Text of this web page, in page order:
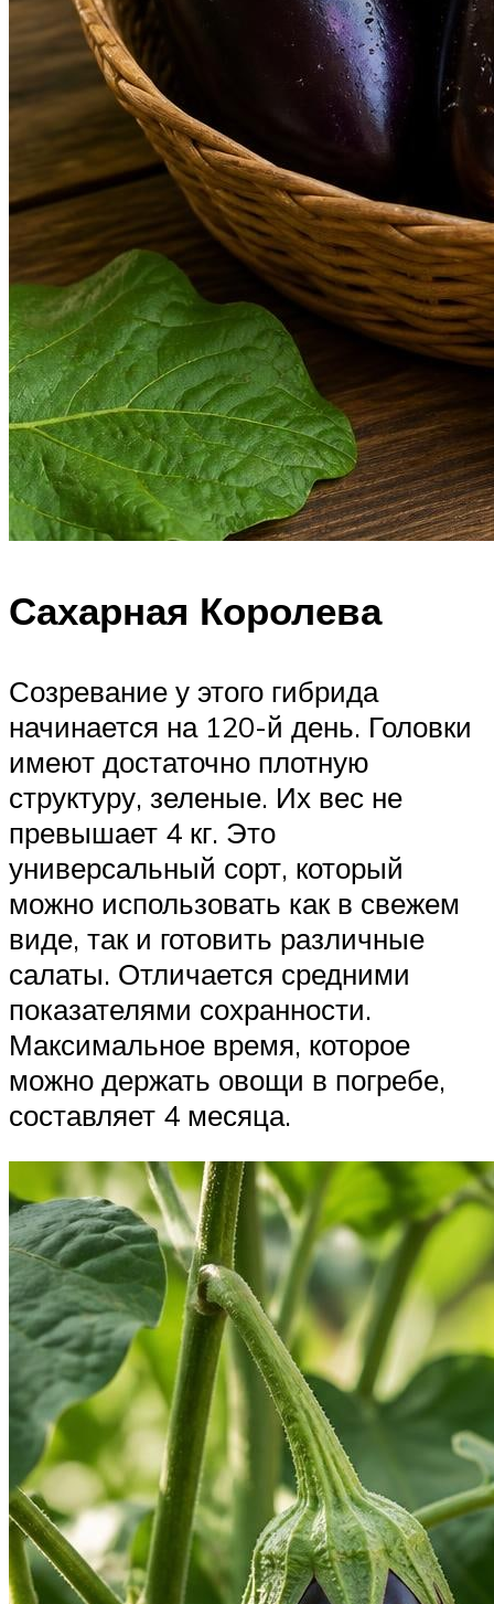
Сахарная Королева
Созревание у этого гибрида
начинается на 120-й день. Головки
имеют достаточно плотную
структуру, зеленые. Их вес не
превышает 4 кг. Это
универсальный сорт, который
можно использовать как в свежем
виде, так и готовить различные
салаты. Отличается средними
показателями сохранности.
Максимальное время, которое
можно держать овощи в погребе,
составляет 4 месяца.